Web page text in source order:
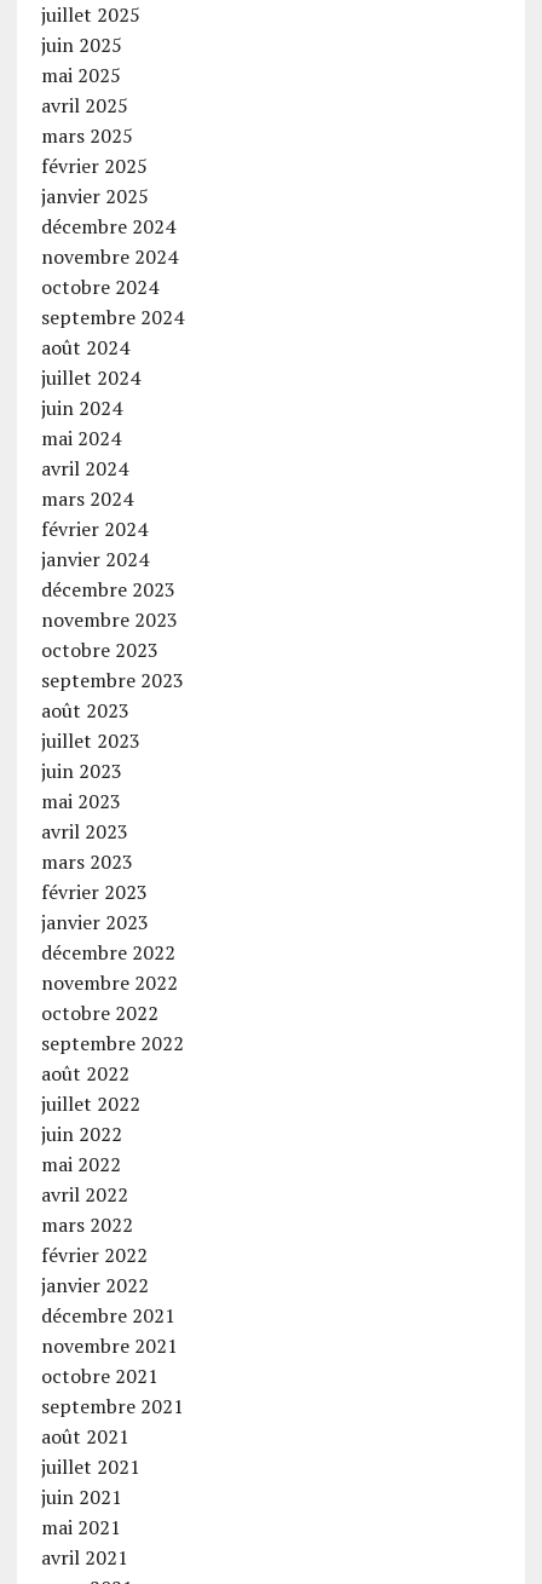
juillet 2025
juin 2025
mai 2025
avril 2025
mars 2025
février 2025
janvier 2025
décembre 2024
novembre 2024
octobre 2024
septembre 2024
août 2024
juillet 2024
juin 2024
mai 2024
avril 2024
mars 2024
février 2024
janvier 2024
décembre 2023
novembre 2023
octobre 2023
septembre 2023
août 2023
juillet 2023
juin 2023
mai 2023
avril 2023
mars 2023
février 2023
janvier 2023
décembre 2022
novembre 2022
octobre 2022
septembre 2022
août 2022
juillet 2022
juin 2022
mai 2022
avril 2022
mars 2022
février 2022
janvier 2022
décembre 2021
novembre 2021
octobre 2021
septembre 2021
août 2021
juillet 2021
juin 2021
mai 2021
avril 2021